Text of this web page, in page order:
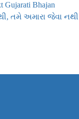
Gujarati Bhajan
તમે અમારા જેવા નથી